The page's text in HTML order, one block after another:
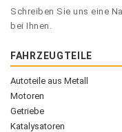
Schreiben Sie uns eine
bei Ihnen.
FAHRZEUGTEILE
Autoteile aus Metall
Motoren
Getriebe
Katalysatoren